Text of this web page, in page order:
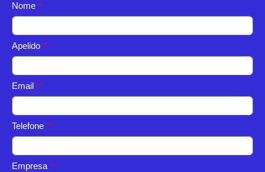
Nome
Apelido
Email
Telefone
Empresa